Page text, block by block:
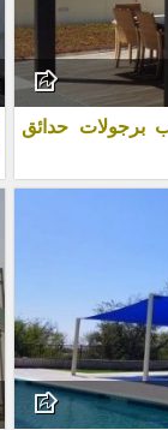
برجولات حدائق